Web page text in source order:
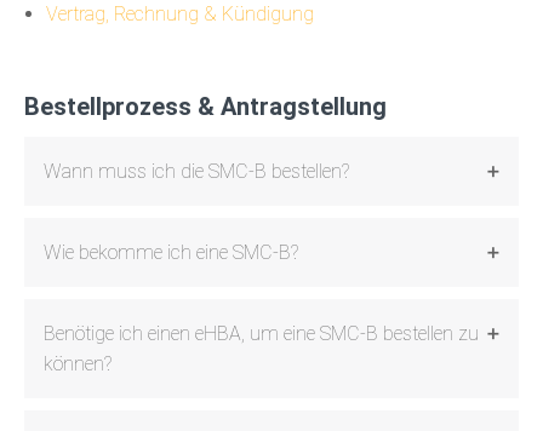
Vertrag, Rechnung & Kündigung
Bestellprozess & Antragstellung
Wann muss ich die SMC-B bestellen?
Wie bekomme ich eine SMC-B?
Benötige ich einen eHBA, um eine SMC-B bestellen zu
können?